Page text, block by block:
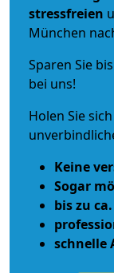
stressfreien
München
Sparen Sie
bei uns!
Holen Sie
Keine
Sogar
bis zu
schnelle